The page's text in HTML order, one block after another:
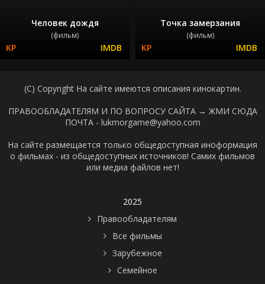
Человек дождя
(фильм)
Точка замерзания
(фильм)
(C) Copyright На сайте имеются описания кинокартин.
ПРАВООБЛАДАТЕЛЯМ И ПО ВОПРОСУ САЙТА → ЖМИ СЮДА
ПОЧТА - lukmorgame@yahoo.com
На сайте размещается только общедоступная иноформация
о фильмах - из общедоступных источников! Самих фильмов
или медиа файлов нет!
2025
Правообладателям
Все фильмы
Зарубежное
Семейное